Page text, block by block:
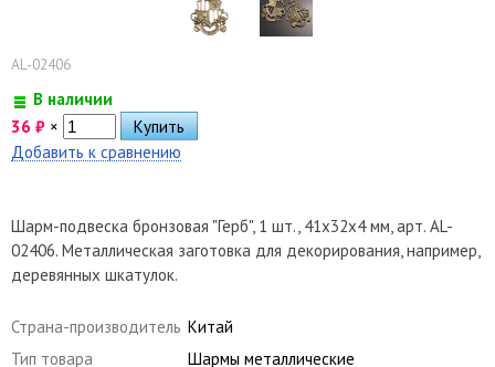
AL-02406
В наличии
36 ₽ ×
Добавить к сравнению
Шарм-подвеска бронзовая "Герб", 1 шт., 41х32х4 мм, арт. AL-
02406. Металлическая заготовка для декорирования, например,
деревянных шкатулок.
Страна-производитель Китай
Тип товара
Шармы металлические